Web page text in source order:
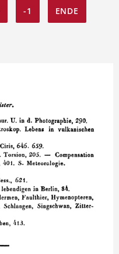
-1 ENDE